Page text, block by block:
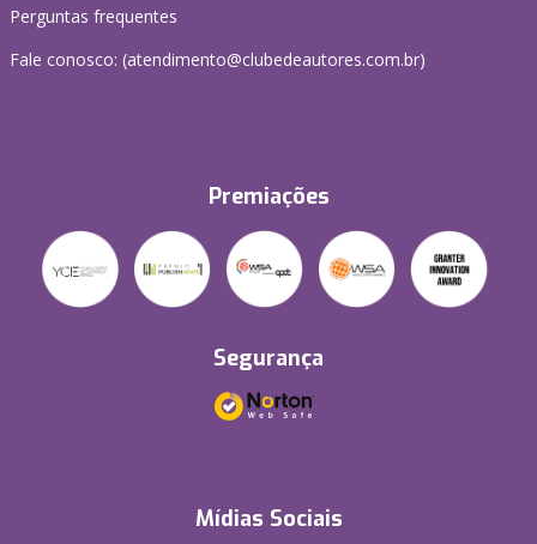
Perguntas frequentes
Fale conosco: (atendimento@clubedeautores.com.br)
Premiações
Segurança
Mídias Sociais